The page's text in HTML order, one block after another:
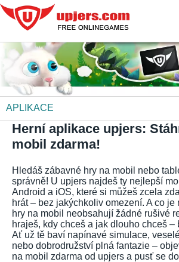
VŠECHNY HRY
HRY KE STAŽENÍ
APLIKACE
DALŠÍ PLATFORMY
Herní aplikace upjers:
mobil zdarma!
Hledáš zábavné hry na mobil nebo
správně! U upjers najdeš ty nejlepší
Android a iOS, které si můžeš zcela
hrát – bez jakýchkoliv omezení. A co
hry na mobil neobsahují žádné rušivé
hraješ, kdy chceš a jak dlouho chceš –
Ať už tě baví napínavé simulace,
nebo dobrodružství plná fantazie –
na mobil zdarma od upjers a pusť se